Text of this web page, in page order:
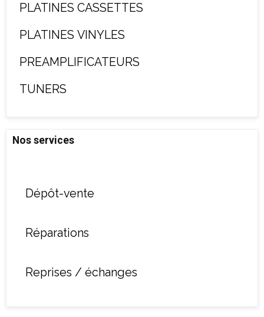
PLATINES CASSETTES
PLATINES VINYLES
PREAMPLIFICATEURS
TUNERS
Nos services
Dépôt-vente
Réparations
Reprises / échanges